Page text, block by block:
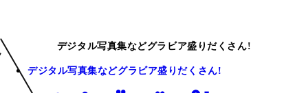
デジタル写真集などグラビア盛りだくさん!
デジタル写真集などグラビア盛りだくさん!